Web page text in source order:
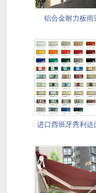
铝合金耐力板雨
进口西班牙秀利达